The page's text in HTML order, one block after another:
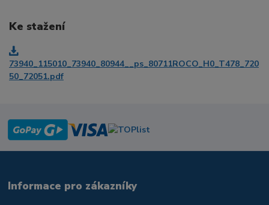
Ke stažení
73940_115010_73940_80944__ps_80711ROCO_H0_T478_720
50_72051.pdf
Informace pro zákazníky